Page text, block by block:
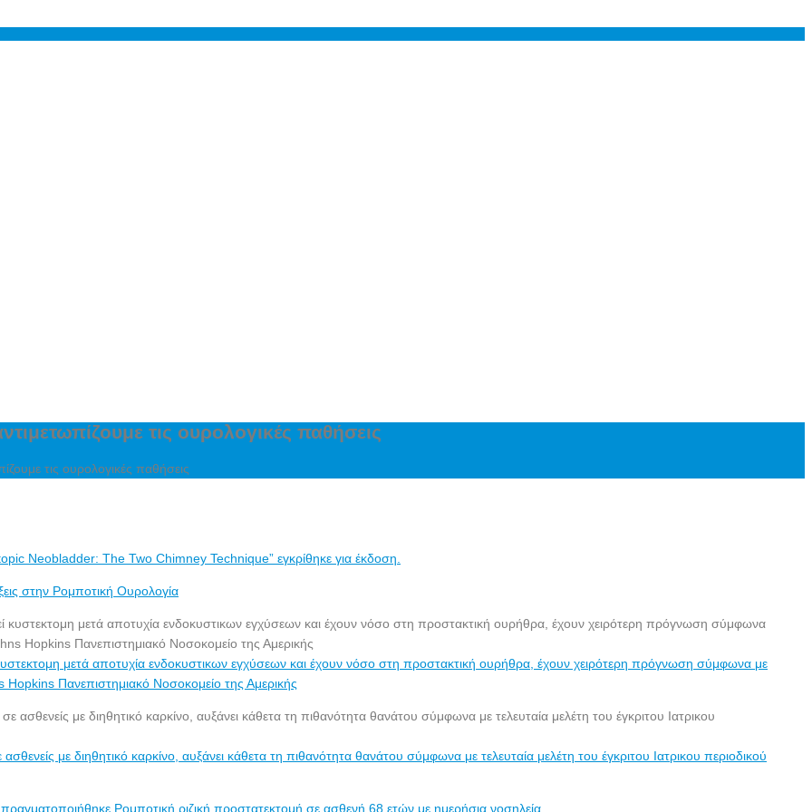
τις ουρολογικές παθήσεις
τις ουρολογικές παθήσεις
Neobladder: The Two Chimney Technique” εγκρίθηκε για έκδοση.
στην Ρομποτική Ουρολογία
μετά αποτυχία ενδοκυστικων εγχύσεων και έχουν νόσο στη προστακτική ουρήθρα, έχουν χειρότερη πρόγνωση σύμφωνα με
Πανεπιστημιακό Νοσοκομείο της Αμερικής
με διηθητικό καρκίνο, αυξάνει κάθετα τη πιθανότητα θανάτου σύμφωνα με τελευταία μελέτη του έγκριτου Ιατρικου περιοδικού
Ρομποτική ριζική προστατεκτομή σε ασθενή 68 ετών με ημερήσια νοσηλεία